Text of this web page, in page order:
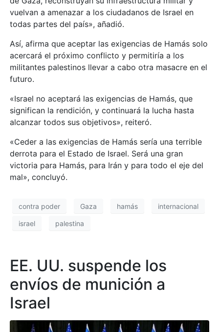
vuelvan a amenazar a los ciudadanos de Israel en
todas partes del país», añadió.
Así, afirma que aceptar las exigencias de Hamás solo
acercará el próximo conflicto y permitiría a los
militantes palestinos llevar a cabo otra masacre en el
futuro.
«Israel no aceptará las exigencias de Hamás, que
significan la rendición, y continuará la lucha hasta
alcanzar todos sus objetivos», reiteró.
«Ceder a las exigencias de Hamás sería una terrible
derrota para el Estado de Israel. Será una gran
victoria para Hamás, para Irán y para todo el eje del
mal», concluyó.
contra poder Gaza hamás internacional
israel palestina
EE. UU. suspende los
envíos de munición a
Israel